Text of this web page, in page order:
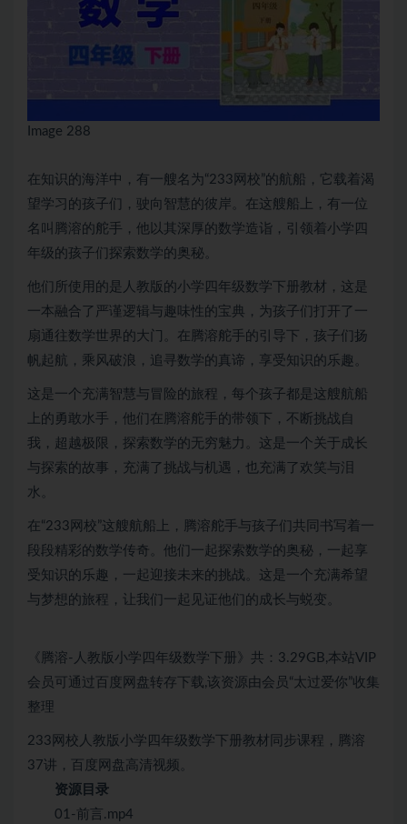
Image 288
在知识的海洋中，有一艘名为“233网校”的航船，它载着渴
望学习的孩子们，驶向智慧的彼岸。在这艘船上，有一位
名叫腾溶的舵手，他以其深厚的数学造诣，引领着小学四
年级的孩子们探索数学的奥秘。
他们所使用的是人教版的小学四年级数学下册教材，这是
一本融合了严谨逻辑与趣味性的宝典，为孩子们打开了一
扇通往数学世界的大门。在腾溶舵手的引导下，孩子们扬
帆起航，乘风破浪，追寻数学的真谛，享受知识的乐趣。
这是一个充满智慧与冒险的旅程，每个孩子都是这艘航船
上的勇敢水手，他们在腾溶舵手的带领下，不断挑战自
我，超越极限，探索数学的无穷魅力。这是一个关于成长
与探索的故事，充满了挑战与机遇，也充满了欢笑与泪
水。
在“233网校”这艘航船上，腾溶舵手与孩子们共同书写着一
段段精彩的数学传奇。他们一起探索数学的奥秘，一起享
受知识的乐趣，一起迎接未来的挑战。这是一个充满希望
与梦想的旅程，让我们一起见证他们的成长与蜕变。
《腾溶-人教版小学四年级数学下册》共：3.29GB,本站VIP
会员可通过百度网盘转存下载,该资源由会员“太过爱你”收集
整理
233网校人教版小学四年级数学下册教材同步课程，腾溶
37讲，百度网盘高清视频。
资源目录
01-前言.mp4